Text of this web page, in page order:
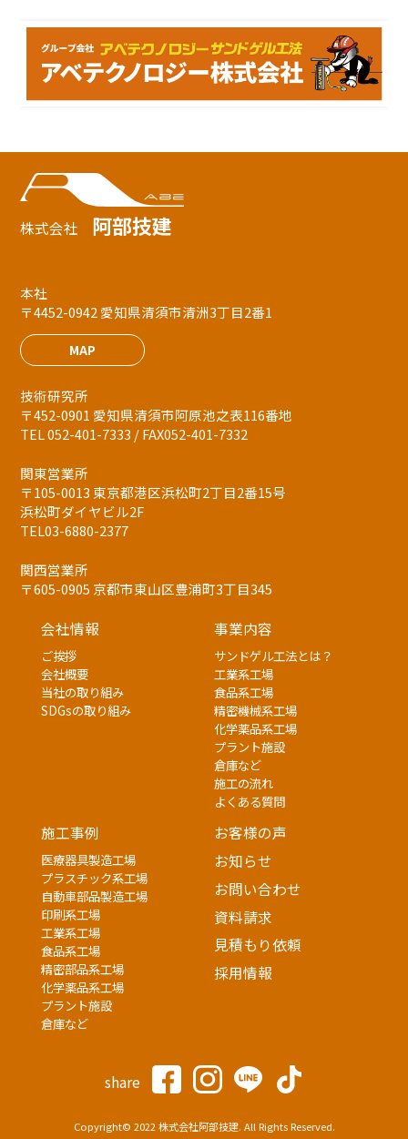
株式会社 阿部技建
本社
〒4452-0942 愛知県清須市清洲3丁目2番1
MAP
技術研究所
〒452-0901 愛知県清須市阿原池之表116番地
TEL 052-401-7333 / FAX052-401-7332
関東営業所
〒105-0013 東京都港区浜松町2丁目2番15号
浜松町ダイヤビル2F
TEL03-6880-2377
関西営業所
〒605-0905 京都市東山区豊浦町3丁目345
会社情報
ご挨拶
会社概要
当社の取り組み
SDGsの取り組み
事業内容
サンドゲル工法とは？
工業系工場
食品系工場
精密機械系工場
化学薬品系工場
プラント施設
倉庫など
施工の流れ
よくある質問
施工事例
医療器具製造工場
プラスチック系工場
自動車部品製造工場
印刷系工場
工業系工場
食品系工場
精密部品系工場
化学薬品系工場
プラント施設
倉庫など
お客様の声
お知らせ
お問い合わせ
資料請求
見積もり依頼
採用情報
share
Copyright© 2022 株式会社阿部技建. All Rights Reserved.